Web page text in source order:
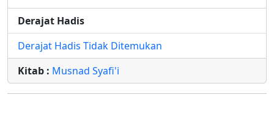
Derajat Hadis
Derajat Hadis Tidak Ditemukan
Kitab : Musnad Syafi'i